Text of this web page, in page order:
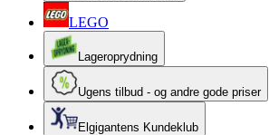
LEGO
Lageroprydning
Ugens tilbud - og andre gode priser
Elgigantens Kundeklub